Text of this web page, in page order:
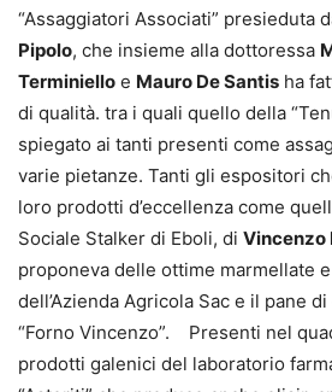
“Assaggiatori Associati” presieduta
Pipolo, che insieme alla dottoressa
Terminiello e Mauro De Santis ha
di qualità. tra i quali quello della
spiegato ai tanti presenti come
varie pietanze. Tanti gli espositori
loro prodotti d’eccellenza come
Sociale Stalker di Eboli, di Vincenzo
proponeva delle ottime marmellate
dell’Azienda Agricola Sac e il pane
“Forno Vincenzo”. Presenti nel
prodotti galenici del laboratorio